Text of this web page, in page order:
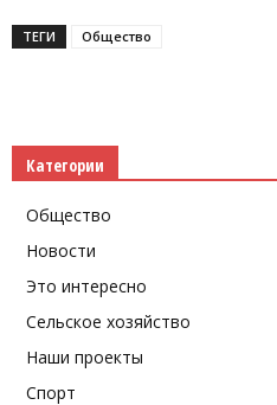
ТЕГИ Общество
Категории
Общество
Новости
Это интересно
Сельское хозяйство
Наши проекты
Спорт